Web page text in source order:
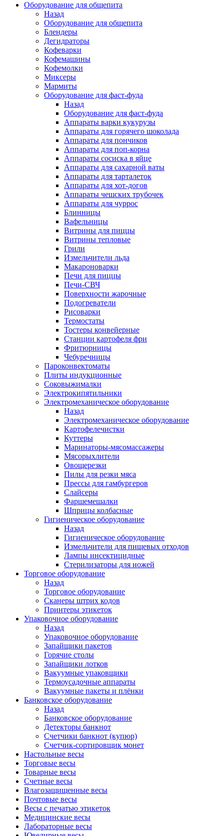
Оборудование для общепита
Назад
Оборудование для общепита
Блендеры
Дегидраторы
Кофеварки
Кофемашины
Кофемолки
Миксеры
Мармиты
Оборудование для фаст-фуда
Назад
Оборудование для фаст-фуда
Аппараты варки кукурузы
Аппараты для горячего шоколада
Аппараты для пончиков
Аппараты для поп-корна
Аппараты сосиска в яйце
Аппараты для сахарной ваты
Аппараты для тарталеток
Аппараты для хот-догов
Аппараты чешских трубочек
Аппараты для чуррос
Блинницы
Вафельницы
Витрины для пиццы
Витрины тепловые
Грили
Измельчители льда
Макароноварки
Печи для пиццы
Печи-СВЧ
Поверхности жарочные
Подогреватели
Рисоварки
Термостаты
Тостеры конвейерные
Станции картофеля фри
Фритюрницы
Чебуречницы
Пароконвектоматы
Плиты индукционные
Соковыжималки
Электрокипятильники
Электромеханическое оборудование
Назад
Электромеханическое оборудование
Картофелечистки
Куттеры
Маринаторы-мясомассажеры
Мясорыхлители
Овощерезки
Пилы для резки мяса
Прессы для гамбургеров
Слайсеры
Фаршемешалки
Шприцы колбасные
Гигиеническое оборудование
Назад
Гигиеническое оборудование
Измельчители для пищевых отходов
Лампы инсектицидные
Стерилизаторы для ножей
Торговое оборудование
Назад
Торговое оборудование
Сканеры штрих кодов
Принтеры этикеток
Упаковочное оборудование
Назад
Упаковочное оборудование
Запайщики пакетов
Горячие столы
Запайщики лотков
Вакуумные упаковщики
Термоусадочные аппараты
Вакуумные пакеты и плёнки
Банковское оборудование
Назад
Банковское оборудование
Детекторы банкнот
Cчетчики банкнот (купюр)
Счетчик-сортировщик монет
Настольные весы
Торговые весы
Товарные весы
Счетные весы
Влагозащищенные весы
Почтовые весы
Весы с печатью этикеток
Медицинские весы
Лабораторные весы